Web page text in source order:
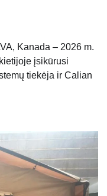
Kanada – 2026 m.
įsikūrusi
tiekėja ir Calian